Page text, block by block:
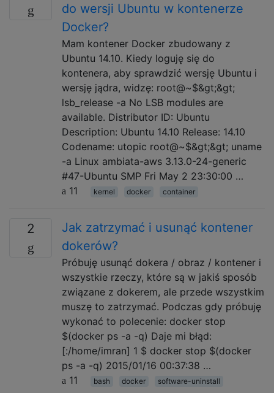
do wersji Ubuntu w kontenerze
Docker?
Mam kontener Docker zbudowany z
Ubuntu 14.10. Kiedy loguję się do
kontenera, aby sprawdzić wersję Ubuntu i
wersję jądra, widzę: root@~$&gt;&gt;
lsb_release -a No LSB modules are
available. Distributor ID: Ubuntu
Description: Ubuntu 14.10 Release: 14.10
Codename: utopic root@~$&gt;&gt; uname
-a Linux ambiata-aws 3.13.0-24-generic
#47-Ubuntu SMP Fri May 2 23:30:00 …
11
kernel docker container
2
Jak zatrzymać i usunąć kontener
dokerów?
Próbuję usunąć dokera / obraz / kontener i
wszystkie rzeczy, które są w jakiś sposób
związane z dokerem, ale przede wszystkim
muszę to zatrzymać. Podczas gdy próbuję
wykonać to polecenie: docker stop
$(docker ps -a -q) Daje mi błąd:
[:/home/imran] 1 $ docker stop $(docker
ps -a -q) 2015/01/16 00:37:38 …
11
bash docker software-uninstall